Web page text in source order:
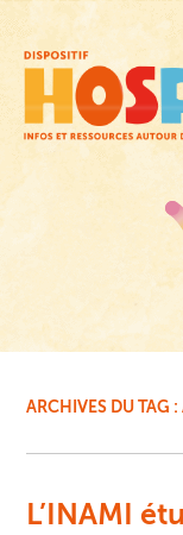
contenu
principal
ARCHIVES DU TAG :
L’INAMI